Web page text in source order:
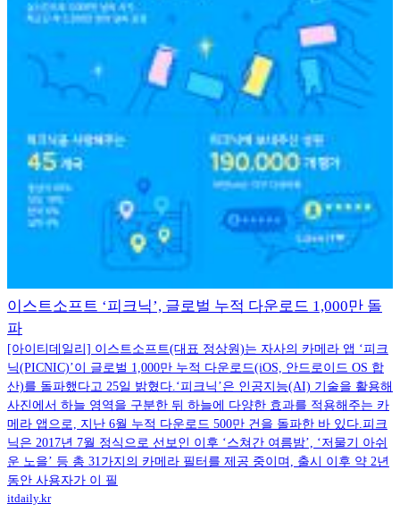
이스트소프트 ‘피크닉’, 글로벌 누적 다운로드 1,000만 돌
파
[아이티데일리] 이스트소프트(대표 정상원)는 자사의 카메라 앱 ‘피크
닉(PICNIC)’이 글로벌 1,000만 누적 다운로드(iOS, 안드로이드 OS 합
산)를 돌파했다고 25일 밝혔다.‘피크닉’은 인공지능(AI) 기술을 활용해
사진에서 하늘 영역을 구분한 뒤 하늘에 다양한 효과를 적용해주는 카
메라 앱으로, 지난 6월 누적 다운로드 500만 건을 돌파한 바 있다.피크
닉은 2017년 7월 정식으로 선보인 이후 ‘스쳐간 여름밤’, ‘저물기 아쉬
운 노을’ 등 총 31가지의 카메라 필터를 제공 중이며, 출시 이후 약 2년
동안 사용자가 이 필
itdaily.kr